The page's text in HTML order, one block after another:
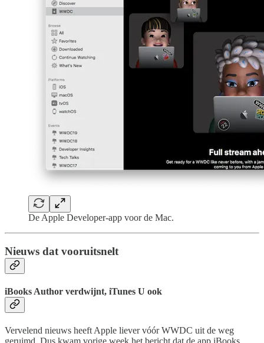
De Apple Developer-app voor de Mac.
Nieuws dat vooruitsnelt
iBooks Author verdwijnt, iTunes U ook
Vervelend nieuws heeft Apple liever vóór WWDC uit de weg